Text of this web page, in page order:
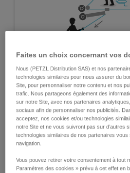
Systèmes utilisant la masse des
L’avantage de ces systèmes est
la force et de la fatigue des
d’obtenir des tensions répétables
Faites un choix concernant vos
Nous (PETZL Distribution SAS) et nos
technologies similaires pour nous assurer du
Site, pour personnaliser notre contenu et nos
trafic. Nous partageons également des
sur notre Site, avec nos partenaires
sociaux afin de personnaliser nos publicités.
acceptez, nos cookies et/ou technologies
notre Site et ne vous suivront pas sur d’autres
technologies similaires de nos partenaires
navigation.
Vous pouvez retirer votre consentement à tout
Paramètres des cookies » prévu à cet effet en